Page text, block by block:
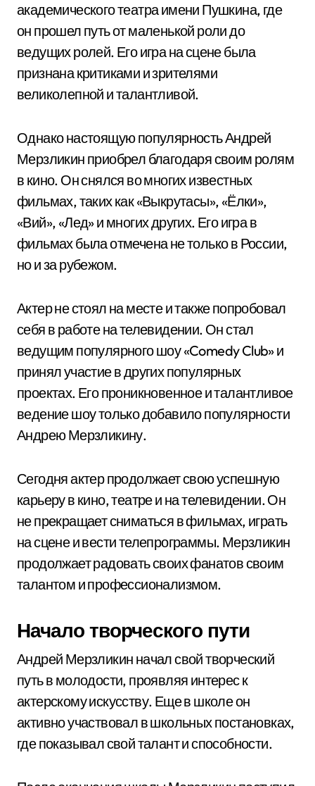
академического театра имени Пушкина, где
он прошел путь от маленькой роли до
ведущих ролей. Его игра на сцене была
признана критиками и зрителями
великолепной и талантливой.
Однако настоящую популярность Андрей
Мерзликин приобрел благодаря своим ролям
в кино. Он снялся во многих известных
фильмах, таких как «Выкрутасы», «Ёлки»,
«Вий», «Лед» и многих других. Его игра в
фильмах была отмечена не только в России,
но и за рубежом.
Актер не стоял на месте и также попробовал
себя в работе на телевидении. Он стал
ведущим популярного шоу «Comedy Club» и
принял участие в других популярных
проектах. Его проникновенное и талантливое
ведение шоу только добавило популярности
Андрею Мерзликину.
Сегодня актер продолжает свою успешную
карьеру в кино, театре и на телевидении. Он
не прекращает сниматься в фильмах, играть
на сцене и вести телепрограммы. Мерзликин
продолжает радовать своих фанатов своим
талантом и профессионализмом.
Начало творческого пути
Андрей Мерзликин начал свой творческий
путь в молодости, проявляя интерес к
актерскому искусству. Еще в школе он
активно участвовал в школьных постановках,
где показывал свой талант и способности.